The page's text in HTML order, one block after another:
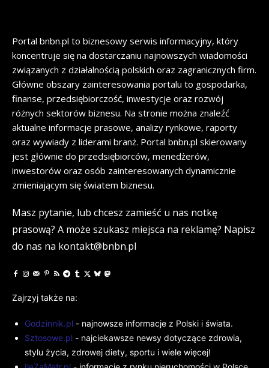
Portal bnbn.pl to biznesowy serwis informacyjny, który
koncentruje się na dostarczaniu najnowszych wiadomości
związanych z działalnością polskich oraz zagranicznych firm.
Główne obszary zainteresowania portalu to gospodarka,
finanse, przedsiębiorczość, inwestycje oraz rozwój
różnych sektorów biznesu. Na stronie można znaleźć
aktualne informacje prasowe, analizy rynkowe, raporty
oraz wywiady z liderami branż. Portal bnbn.pl skierowany
jest głównie do przedsiębiorców, menedżerów,
inwestorów oraz osób zainteresowanych dynamicznie
zmieniającym się światem biznesu.
Masz pytanie, lub chcesz zamieść u nas notkę
prasową? A może szukasz miejsca na reklamę? Napisz
do nas na kontakt@bnbn.pl
Zajrzyj także na:
Godzinnik.pl - najnowsze informacje z Polski i świata.
Sztosowe.pl - najciekawsze newsy dotyczące zdrowia,
stylu życia, zdrowej diety, sportu i wiele więcej!